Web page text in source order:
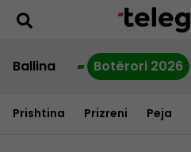
Ballina Botërori 2026
Prishtina Prizreni Peja